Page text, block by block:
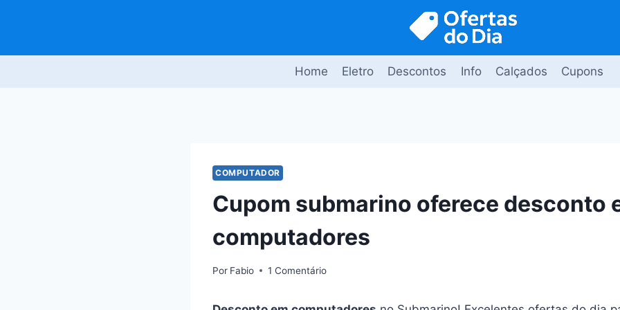
Home Eletro Descontos Info Calçados Cupons
COMPUTADOR
Cupom submarino oferece desconto
computadores
Por Fabio 1 Comentário